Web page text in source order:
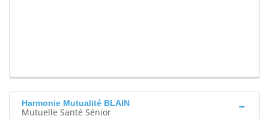
Harmonie Mutualité BLAIN
Mutuelle Santé Sénior